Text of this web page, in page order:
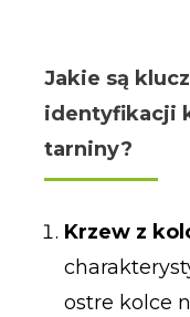
Jakie są
identyfikacji
tarniny?
Krzew z
ostre kolce